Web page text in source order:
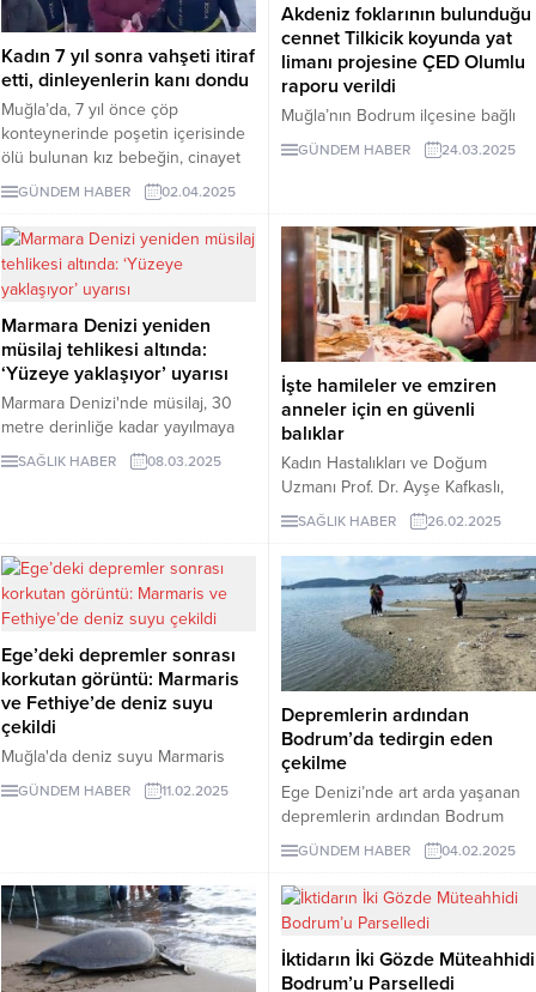
taşıyor.
kabul edildi, anahtar liste dışından
hiçbir aday listeyi delemedi.
Kadın 7 yıl sonra vahşeti itiraf
etti, dinleyenlerin kanı dondu
Muğla’da, 7 yıl önce çöp
konteynerinde poşetin içerisinde
ölü bulunan kız bebeğin, cinayet
zanlısının annesi olduğu ortaya
çıktı. Gözaltına alınan annenin
itirafları ise kan dondurdu.
GÜNDEM HABER 02.04.2025
Akdeniz foklarının bulunduğu
cennet Tilkicik koyunda yat
limanı projesine ÇED Olumlu
raporu verildi
Muğla’nın Bodrum ilçesine bağlı
Yalıkavak Mahallesi’nde Akdeniz
foklarının barınma alanı olan
Gökçebel Yat Limanı Projesi’ne
bakanlık tarafından ÇED Olumlu
raporu verildiği ortaya çıktı.
GÜNDEM HABER 24.03.2025
Marmara Denizi yeniden
müsilaj tehlikesi altında:
‘Yüzeye yaklaşıyor’ uyarısı
Marmara Denizi'nde müsilaj, 30
metre derinliğe kadar yayılmaya
devam ediyor. Uzmanlar, nisan ve
mayıs aylarında yüzeye
konusunda uyarıyor.
SAĞLIK HABER 08.03.2025
İşte hamileler ve emziren
anneler için en güvenli
balıklar
Kadın Hastalıkları ve Doğum
Uzmanı Prof. Dr. Ayşe Kafkaslı,
hamileler ve emziren anneler için
en güvenli balıkların hamsi,
sardalya ve istavrit olduğunu
belirtti. Bu balıklar, düşük ağır
metal birikimi ve yüksek omega-3
içeriğiyle öne çıkıyor.
SAĞLIK HABER 26.02.2025
Ege’deki depremler sonrası
korkutan görüntü: Marmaris
ve Fethiye’de deniz suyu
çekildi
Muğla'da deniz suyu Marmaris
ilçesinde yaklaşık 5, Fethiye
ilçesinde ise 2 metre kadar çekildi.
Adası'nda suyun çekilmesiyle
karayla bağlantı oluştu.
GÜNDEM HABER 11.02.2025
Depremlerin ardından
Bodrum’da tedirgin eden
çekilme
Ege Denizi’nde art arda yaşanan
depremlerin ardından Bodrum
sahillerinde korkutan geri çekilme
yaşandı, vatandaş tedirgin oldu.
Deniz suyu 8-15 metre çekildi,
adacıklar oluştu, tekneler karaya
Yaşar Filiz “Bu depremlerden tabii
ki tedirgin olmalıyız çünkü
GÜNDEM HABER 04.02.2025
İktidarın İki Gözde Müteahhidi
Bodrum’u Parselledi